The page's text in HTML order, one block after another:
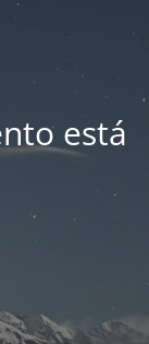
está